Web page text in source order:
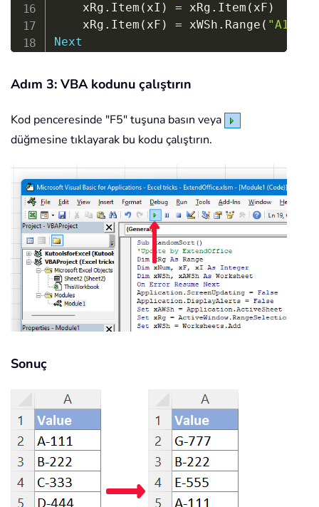
    xRg
. Item ( xI ) = xRg . Item ( xF )
    xRg
. Item ( xF ) = xWSh . Range ( "A1"
Next
Application
ScreenUpdating
Application
DisplayAlerts
Adım 3: VBA kodunu çalıştırın
Kod penceresinde "F5" tuşuna basın veya
düğmesine tıklayarak bu kodu çalıştırın.
Sonuç